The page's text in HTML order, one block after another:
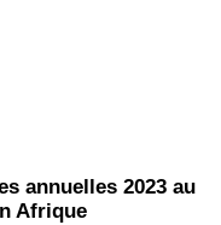
annuelles 2023 au
Afrique